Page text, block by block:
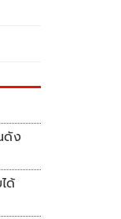
ดัง
ด้